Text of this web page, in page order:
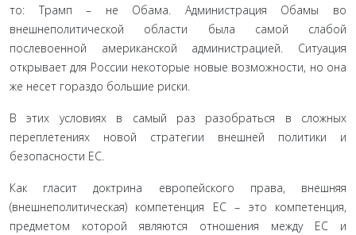
то: Трамп – не Обама. Администрация Обамы во
внешнеполитической области была самой слабой
послевоенной американской администрацией. Ситуация
открывает для России некоторые новые возможности, но она
же несет гораздо большие риски.
В этих условиях в самый раз разобраться в сложных
переплетениях новой стратегии внешней политики и
безопасности ЕС.
Как гласит доктрина европейского права, внешняя
(внешнеполитическая) компетенция ЕС – это компетенция,
предметом которой являются отношения между ЕС и